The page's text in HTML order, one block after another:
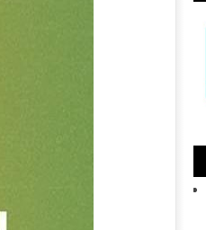
bezbrižnu igru, ali
izazove